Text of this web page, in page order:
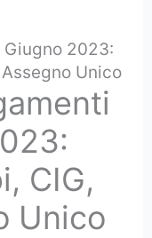
Giugno 2023:
Unico
CIG,
Unico